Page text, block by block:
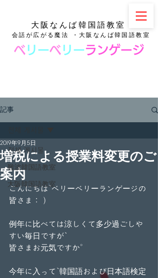
ベ リーベ リーランゲージ
大阪なんば韓国語教室
会話が広がる魔法 ・大阪なんば韓国語教室
記事
전체 게시물
難波韓国語教室
大阪韓国語教室
増税による授業料変更のご
案内
2019年9月5日
こんにちは、ベリーベリーランゲージの
皆さま：）
例年に比べては涼しくて多少過ごしや
すい毎日ですが、
皆さまお元気ですか。
今年に入って、韓国語および日本語検定